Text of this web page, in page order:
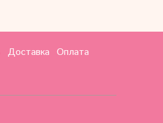
Доставка Оплата